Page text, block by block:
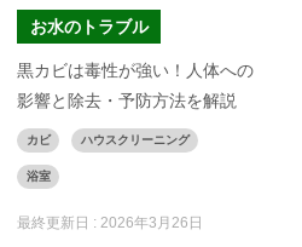
お水のトラブル
黒カビは毒性が強い！人体への
影響と除去・予防方法を解説
カビ ハウスクリーニング
浴室
最終更新日 : 2026年3月26日